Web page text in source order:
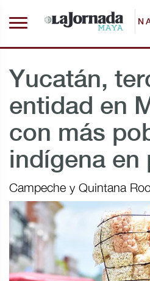
Yucatán,
entidad en
con más
indígena en
Campeche y Quintana